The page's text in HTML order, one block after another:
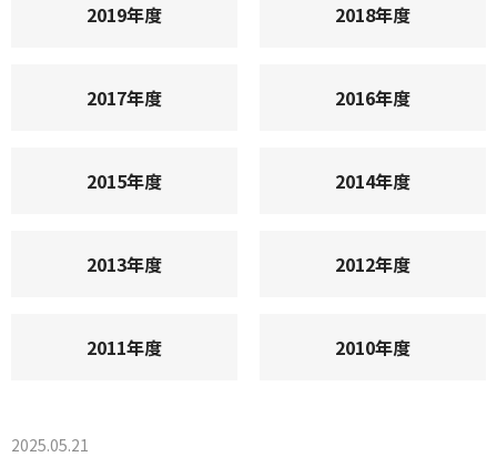
2019年度 2018年度
2017年度 2016年度
2015年度 2014年度
2013年度 2012年度
2011年度 2010年度
2025.05.21